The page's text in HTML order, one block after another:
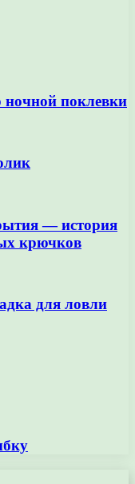
ночной поклевки
— история
крючков
для ловли